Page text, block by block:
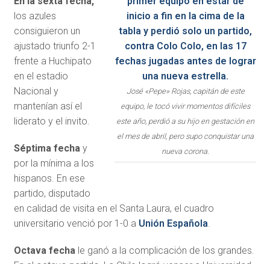
José «Pepe» Rojas, capitán de este
equipo, le tocó vivir momentos difíciles
este año, perdió a su hijo en gestación en
el mes de abril, pero supo conquistar una
nueva corona.
los azules
consiguieron un
ajustado triunfo 2-1
frente a Huchipato
en el estadio
Nacional y
mantenían así el
liderato y el invito.
Séptima fecha y
por la mínima a los
hispanos. En ese
partido, disputado
en calidad de visita en el Santa Laura, el cuadro
universitario venció por 1-0 a Unión Española
Octava fecha le ganó a la complicación de los grandes.